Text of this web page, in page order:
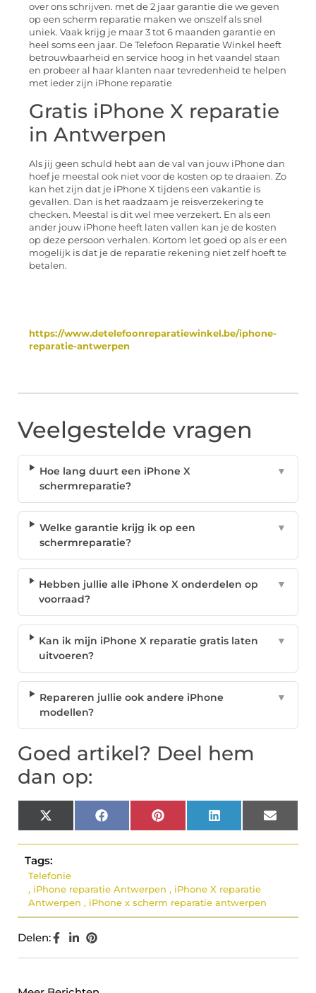
over ons schrijven. met de 2 jaar garantie die we geven
op een scherm reparatie maken we onszelf als snel
uniek. Vaak krijg je maar 3 tot 6 maanden garantie en
heel soms een jaar. De Telefoon Reparatie Winkel heeft
betrouwbaarheid en service hoog in het vaandel staan
en probeer al haar klanten naar tevredenheid te helpen
met ieder zijn iPhone reparatie
Gratis iPhone X reparatie
in Antwerpen
Als jij geen schuld hebt aan de val van jouw iPhone dan
hoef je meestal ook niet voor de kosten op te draaien. Zo
kan het zijn dat je iPhone X tijdens een vakantie is
gevallen. Dan is het raadzaam je reisverzekering te
checken. Meestal is dit wel mee verzekert. En als een
ander jouw iPhone heeft laten vallen kan je de kosten
op deze persoon verhalen. Kortom let goed op als er een
mogelijk is dat je de reparatie rekening niet zelf hoeft te
betalen.
https://www.detelefoonreparatiewinkel.be/iphone-
reparatie-antwerpen
Veelgestelde vragen
Hoe lang duurt een iPhone X
schermreparatie?
▼
Welke garantie krijg ik op een
schermreparatie?
▼
Hebben jullie alle iPhone X onderdelen op
voorraad?
▼
Kan ik mijn iPhone X reparatie gratis laten
uitvoeren?
▼
Repareren jullie ook andere iPhone
modellen?
▼
Goed artikel? Deel hem
dan op:
X
(Twitter)
Facebook Pinterest LinkedIn Email
Tags:
Telefonie
, iPhone reparatie Antwerpen , iPhone X reparatie
Antwerpen , iPhone x scherm reparatie antwerpen
Delen: